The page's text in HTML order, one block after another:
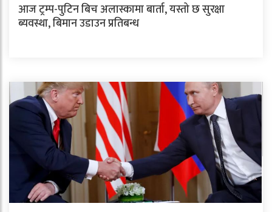
आज ट्रम्प-पुटिन बिच अलास्कामा बार्ता, यस्तो छ सुरक्षा
ब्यवस्था, बिमान उडाउन प्रतिबन्ध